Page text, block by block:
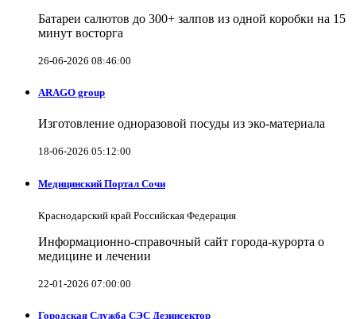
Батареи салютов до 300+ залпов из одной коробки на 15
минут восторга
26-06-2026 08:46:00
ARAGO group
Изготовление одноразовой посуды из эко-материала
18-06-2026 05:12:00
Медицинский Портал Сочи
Краснодарский край Российская Федерация
Информационно-справочный сайт города-курорта о
медицине и лечении
22-01-2026 07:00:00
Городская Служба СЭС Дезинсектор